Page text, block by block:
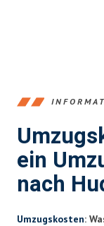
ein
nach
Umzugskosten: